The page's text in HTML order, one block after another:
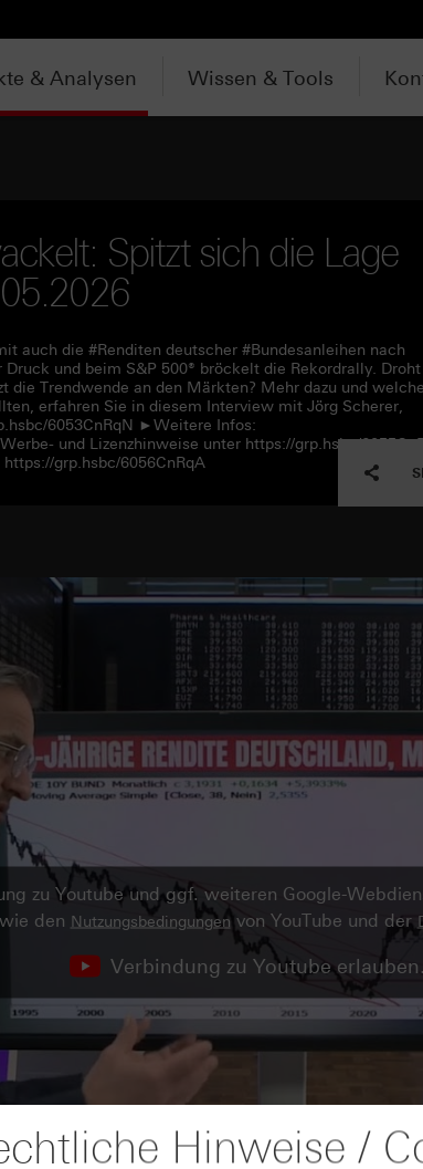
& Analysen Wissen & Tools
Spitzt sich die Lage
auch die #Renditen deutscher #Bundesanleihen nach
und beim S&P 500® bröckelt die Rekordrally. Droht
die Trendwende an den Märkten? Mehr dazu und welche
erfahren Sie in diesem Interview mit Jörg Scherer,
6053CnRqN ►Weitere Infos:
und Lizenzhinweise unter https://grp.hsbc/
grp.hsbc/6056CnRqA
zu Youtube und ggf. weiteren Google-
den Nutzungsbedingungenvon YouTube und der
Verbindung zu Youtube erlauben.
Hinweise /